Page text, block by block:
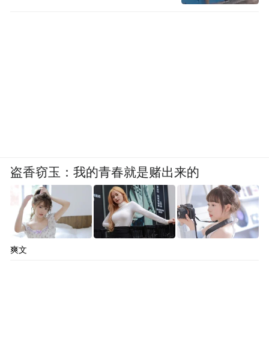
盗香窃玉：我的青春就是赌出来的
爽文